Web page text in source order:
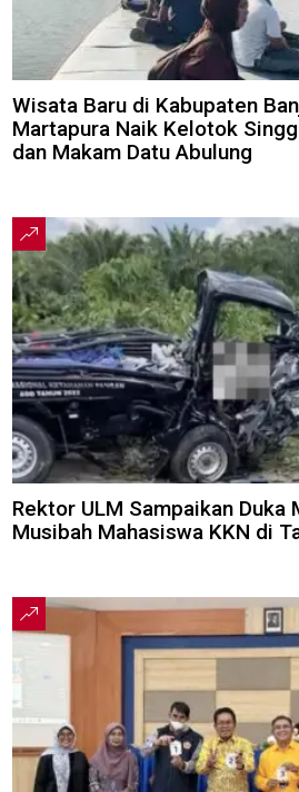
Wisata Baru di Kabupaten
Martapura Naik Kelotok
dan Makam Datu Abulung
Rektor ULM Sampaikan Duka
Musibah Mahasiswa KKN di